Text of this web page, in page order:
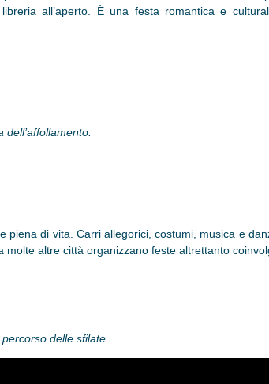
all’aperto. È una festa romantica e
di vita. Carri allegorici, costumi, musica e
altre città organizzano feste altrettanto
delle sfilate.